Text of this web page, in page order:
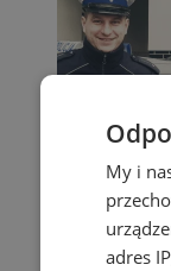
My i
adres